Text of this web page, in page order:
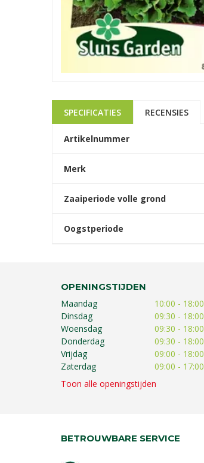
SPECIFICATIES RECENSIES
Artikelnummer
Merk
Zaaiperiode volle grond
Oogstperiode
OPENINGSTIJDEN
Maandag
10:00 - 18:00
Dinsdag
09:30 - 18:00
Woensdag
09:30 - 18:00
Donderdag
09:30 - 18:00
Vrijdag
09:00 - 18:00
Zaterdag
09:00 - 17:00
Toon alle openingstijden
BETROUWBARE SERVICE